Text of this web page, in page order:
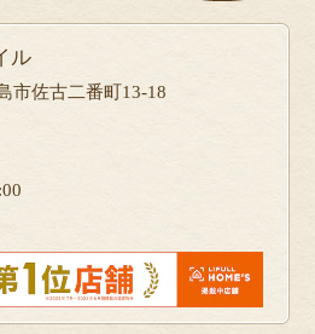
ル
市佐古二番町13-18